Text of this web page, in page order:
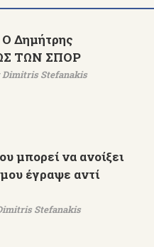
Ο Δημήτρης
ΤΩΝ ΣΠΟΡ
Dimitris Stefanakis
μπορεί να ανοίξει
έγραψε αντί
Stefanakis